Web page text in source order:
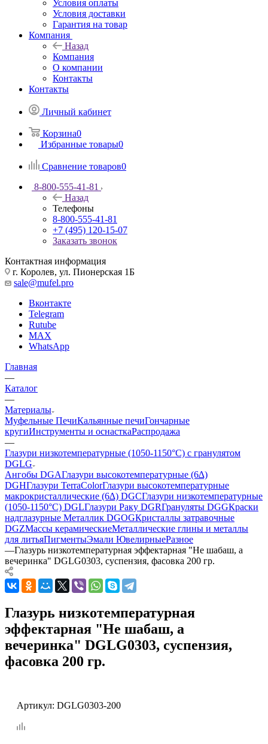
Условия оплаты
Условия доставки
Гарантия на товар
Компания
Назад
Компания
О компании
Контакты
Контакты
Личный кабинет
Корзина0
Избранные товары0
Сравнение товаров0
8-800-555-41-81
Назад
Телефоны
8-800-555-41-81
+7 (495) 120-15-07
Заказать звонок
Контактная информация
г. Королев, ул. Пионерская 1Б
sale@mufel.pro
Вконтакте
Telegram
Rutube
MAX
WhatsApp
Главная
—
Каталог
—
Материалы
Муфельные ПечиКальянные печиГончарные
кругиИнструменты и оснасткаРаспродажа
—
Глазури низкотемпературные (1050-1150°С) с гранулятом
DGLG
Ангобы DGAГлазури высокотемпературные (6∆)
DGHГлазури TerraColorГлазури высокотемпературные
макрокристаллические (6∆) DGCГлазури низкотемпературные
(1050-1150°С) DGLГлазури Раку DGRГрануляты DGGКраски
надглазурные Металлик DGOGКристаллы затравочные
DGZМассы керамическиеМеталлические глины и металлы
для литьяПигментыЭмали ЮвелирныеРазное
—Глазурь низкотемпературная эффектарная "Не шабаш, а
вечеринка" DGLG0303, суспензия, фасовка 200 гр.
Глазурь низкотемпературная
эффектарная "Не шабаш, а
вечеринка" DGLG0303, суспензия,
фасовка 200 гр.
Артикул: DGLG0303-200